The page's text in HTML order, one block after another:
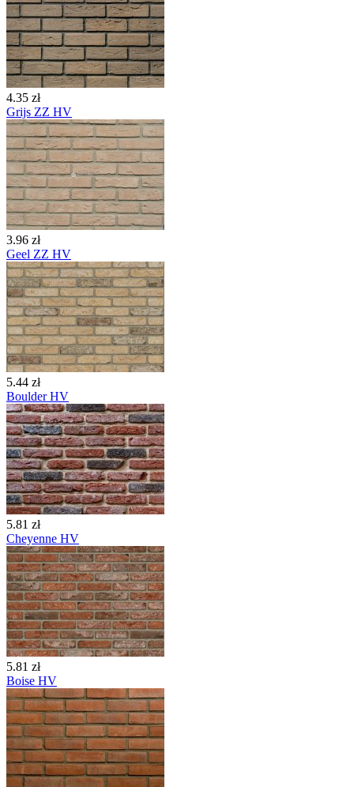
4.35 zł
Grijs ZZ HV
3.96 zł
Geel ZZ HV
5.44 zł
Boulder HV
5.81 zł
Cheyenne HV
5.81 zł
Boise HV